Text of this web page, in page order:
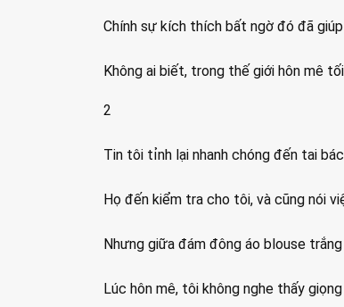
Chính sự kích thích bất ngờ đó đã
Không ai biết, trong thế giới hôn mê
2
Tin tôi tỉnh lại nhanh chóng đến tai
Họ đến kiểm tra cho tôi, và cũng nói
Nhưng giữa đám đông áo blouse
Lúc hôn mê, tôi không nghe thấy giọng